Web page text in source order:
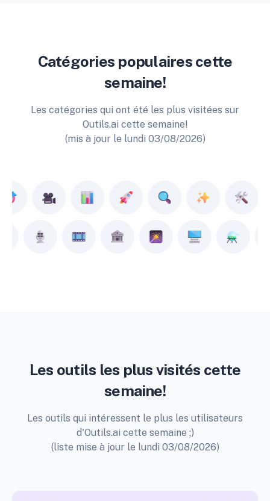
Catégories populaires cette
semaine!
Les catégories qui ont été les plus visitées sur
Outils.ai cette semaine!
(mis à jour le lundi 03/08/2026)
Les outils les plus visités cette
semaine!
Les outils qui intéressent le plus les utilisateurs
d'Outils.ai cette semaine ;)
(liste mise à jour le lundi 03/08/2026)